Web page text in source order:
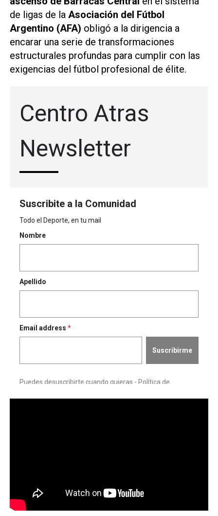
de ligas de la Asociación del Fútbol
Argentino (AFA) obligó a la dirigencia a
encarar una serie de transformaciones
estructurales profundas para cumplir con las
exigencias del fútbol profesional de élite.